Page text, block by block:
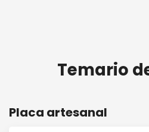
Temario
Placa artesanal